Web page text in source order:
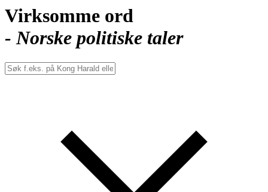
Virksomme ord
- Norske politiske taler